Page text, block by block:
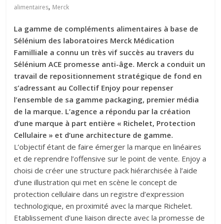
alimentaires, Merck
La gamme de compléments alimentaires à base de
Sélénium des laboratoires Merck Médication
Familliale a connu un très vif succès au travers du
Sélénium ACE promesse anti-âge. Merck a conduit un
travail de repositionnement stratégique de fond en
s’adressant au Collectif Enjoy pour repenser
l’ensemble de sa gamme packaging, premier média
de la marque. L’agence a répondu par la création
d’une marque à part entière « Richelet, Protection
Cellulaire » et d’une architecture de gamme.
L’objectif étant de faire émerger la marque en linéaires
et de reprendre l’offensive sur le point de vente. Enjoy a
choisi de créer une structure pack hiérarchisée à l’aide
d’une illustration qui met en scène le concept de
protection cellulaire dans un registre d’expression
technologique, en proximité avec la marque Richelet.
Etablissement d’une liaison directe avec la promesse de